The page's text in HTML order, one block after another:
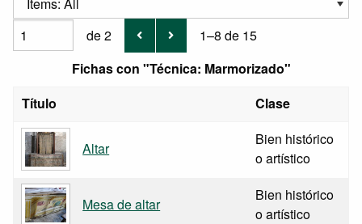
Items: All
de 2
1–8 de 15
Fichas con "Técnica: Marmorizado"
Título
Clase
Altar
Bien histórico
o artístico
Mesa de altar
Bien histórico
o artístico